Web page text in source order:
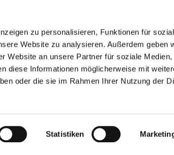
zu personalisieren, Funktionen für
Website zu analysieren. Außerdem geben
Website an unsere Partner für soziale Medien,
diese Informationen möglicherweise mit
oder die sie im Rahmen Ihrer Nutzung der
Statistiken
Datenschutz